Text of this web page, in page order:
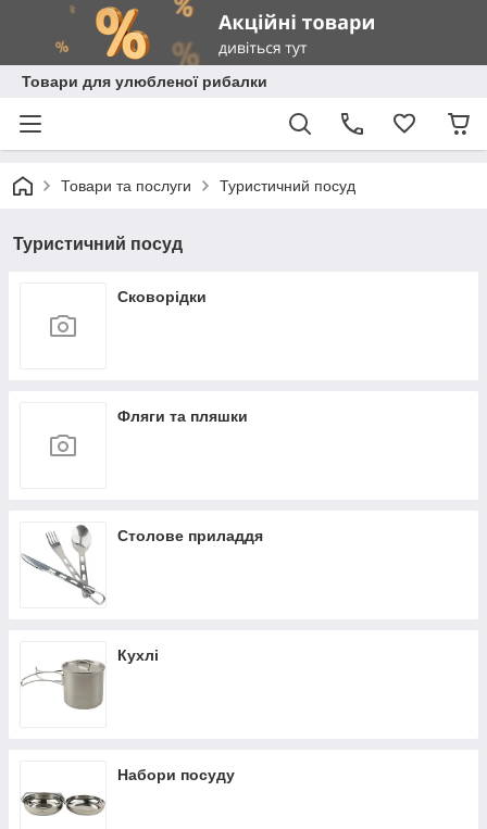
Товари для улюбленої рибалки
Товари та послуги Туристичний посуд
Туристичний посуд
Сковорідки
Фляги та пляшки
Столове приладдя
Кухлі
Набори посуду